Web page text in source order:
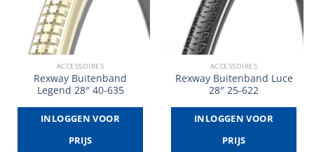
ACCESSOIRES
Rexway Buitenband
Legend 28″ 40-635
INLOGGEN VOOR
PRIJS
ACCESSOIRES
Rexway Buitenband Luce
28″ 25-622
INLOGGEN VOOR
PRIJS